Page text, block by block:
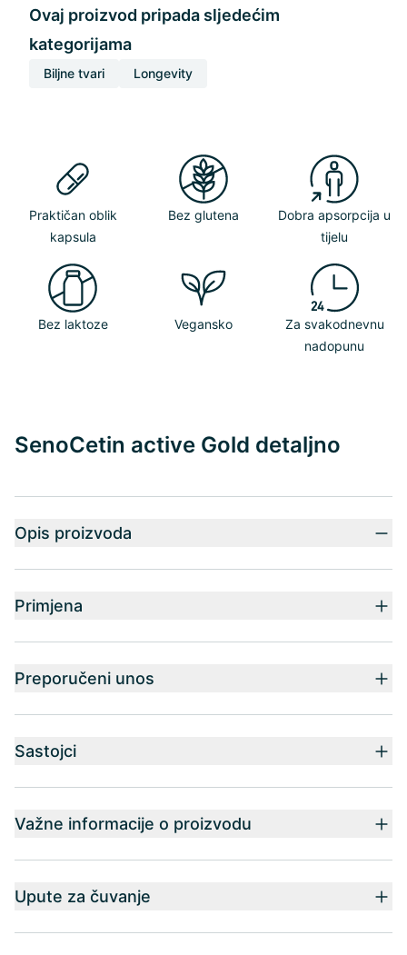
Ovaj proizvod pripada sljedećim
kategorijama
Biljne tvari Longevity
Praktičan oblik
kapsula
Bez glutena
Dobra apsorpcija u
tijelu
Bez laktoze Vegansko
Za svakodnevnu
nadopunu
SenoCetin active Gold detaljno
Opis proizvoda
Primjena
Preporučeni unos
Sastojci
Važne informacije o proizvodu
Upute za čuvanje